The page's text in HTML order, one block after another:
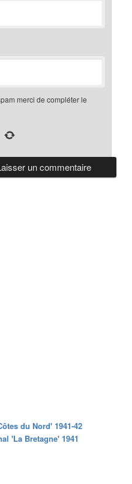
merci de compléter le
du Nord' 1941-42
'La Bretagne' 1941